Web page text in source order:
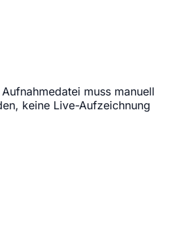
muss manuell
keine Live-Aufzeichnung